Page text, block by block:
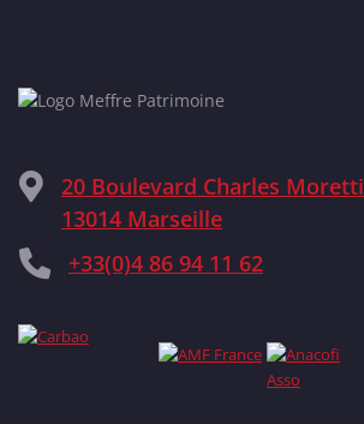
20 Boulevard Charles Moretti
13014 Marseille
+33(0)4 86 94 11 62